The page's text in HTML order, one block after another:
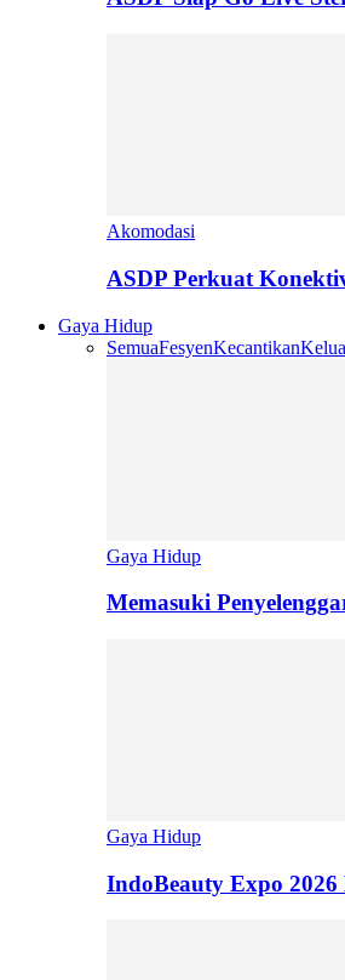
Akomodasi
ASDP Perkuat
Gaya Hidup
SemuaFesyenKecantikan
Gaya Hidup
Memasuki
Gaya Hidup
IndoBeauty Expo